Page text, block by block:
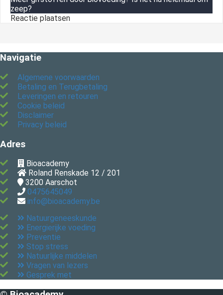
zeep?
Reactie plaatsen
Navigatie
Algemene voorwaarden
Betaling en Terugbetaling
Leveringen en retouren
Cookie beleid
Disclaimer
Privacy beleid
Adres
Bioacademy
Roland Renskade 12 / 201
3200 Aarschot
0475645049
info@bioacademy.be
Natuurgeneeskunde
Energierijke voeding
Preventie
Stop stress
Natuurlijke middelen
Vragen van lezers
Gesprek met